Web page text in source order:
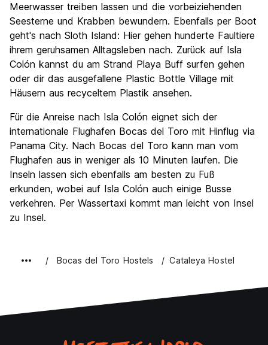
Meerwasser treiben lassen und die vorbeiziehenden
Seesterne und Krabben bewundern. Ebenfalls per Boot
geht's nach Sloth Island: Hier gehen hunderte Faultiere
ihrem geruhsamen Alltagsleben nach. Zurück auf Isla
Colón kannst du am Strand Playa Buff surfen gehen
oder dir das ausgefallene Plastic Bottle Village mit
Häusern aus recyceltem Plastik ansehen.
Für die Anreise nach Isla Colón eignet sich der
internationale Flughafen Bocas del Toro mit Hinflug via
Panama City. Nach Bocas del Toro kann man vom
Flughafen aus in weniger als 10 Minuten laufen. Die
Inseln lassen sich ebenfalls am besten zu Fuß
erkunden, wobei auf Isla Colón auch einige Busse
verkehren. Per Wassertaxi kommt man leicht von Insel
zu Insel.
Bocas del Toro Hostels Cataleya Hostel